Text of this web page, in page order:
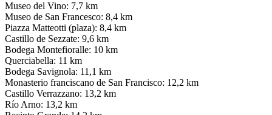
Museo del Vino: 7,7 km
Museo de San Francesco: 8,4 km
Piazza Matteotti (plaza): 8,4 km
Castillo de Sezzate: 9,6 km
Bodega Montefioralle: 10 km
Querciabella: 11 km
Bodega Savignola: 11,1 km
Monasterio franciscano de San Francisco: 12,2 km
Castillo Verrazzano: 13,2 km
Río Arno: 13,2 km